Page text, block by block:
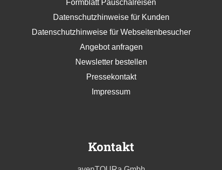
Formblatt Pauschalreisen
Datenschutzhinweise für Kunden
Datenschutzhinweise für Webseitenbesucher
Angebot anfragen
Newsletter bestellen
Pressekontakt
Impressum
Kontakt